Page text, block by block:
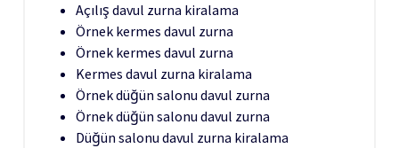
Açılış davul zurna kiralama
Örnek kermes davul zurna
Örnek kermes davul zurna
Kermes davul zurna kiralama
Örnek düğün salonu davul zurna
Örnek düğün salonu davul zurna
Düğün salonu davul zurna kiralama